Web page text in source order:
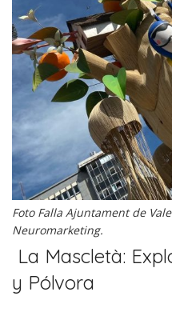
Foto Falla Ajuntament de
Neuromarketing.
La Mascletà:
y Pólvora